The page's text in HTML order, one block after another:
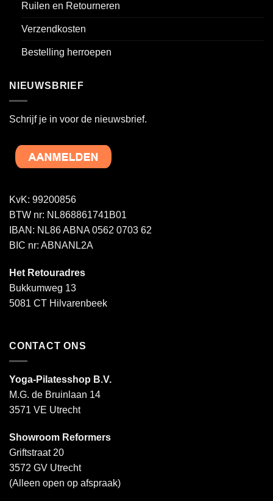
Ruilen en Retourneren
Verzendkosten
Bestelling herroepen
NIEUWSBRIEF
Schrijf je in voor de nieuwsbrief.
KvK: 99200856
BTW nr: NL868861741B01
IBAN: NL86 ABNA 0562 0703 62
BIC nr: ABNANL2A
Het Retouradres
Bukkumweg 13
5081 CT Hilvarenbeek
CONTACT ONS
Yoga-Pilatesshop B.V.
M.G. de Bruinlaan 14
3571 VE Utrecht
Showroom Reformers
Griftstraat 20
3572 GV Utrecht
(Alleen open op afspraak)